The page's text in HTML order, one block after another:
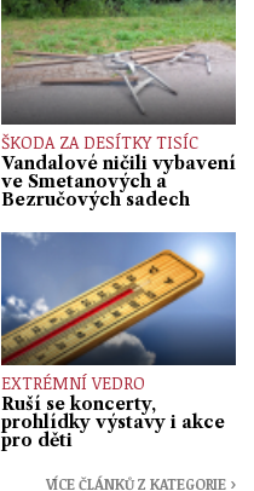
ŠKODA ZA DESÍTKY TISÍC
Vandalové ničili vybavení
ve Smetanových a
Bezručových sadech
EXTRÉMNÍ VEDRO
Ruší se koncerty,
prohlídky výstavy i akce
pro děti
VÍCE ČLÁNKŮ Z KATEGORIE ›